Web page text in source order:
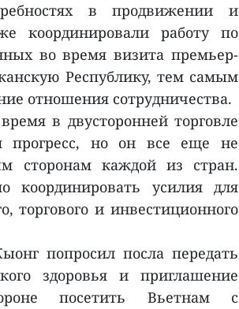
в продвижении и
координировали работу по
во время визита премьер-
Республику, тем самым
отношения сотрудничества.
в двусторонней торговле
прогресс, но он все еще не
сторонам каждой из стран.
координировать усилия для
торгового и инвестиционного
попросил посла передать
здоровья и приглашение
посетить Вьетнам с